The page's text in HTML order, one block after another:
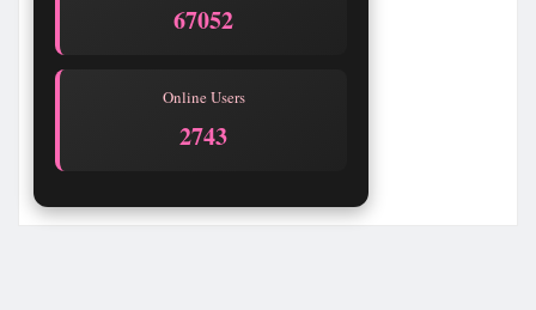
67052
Online Users
2739